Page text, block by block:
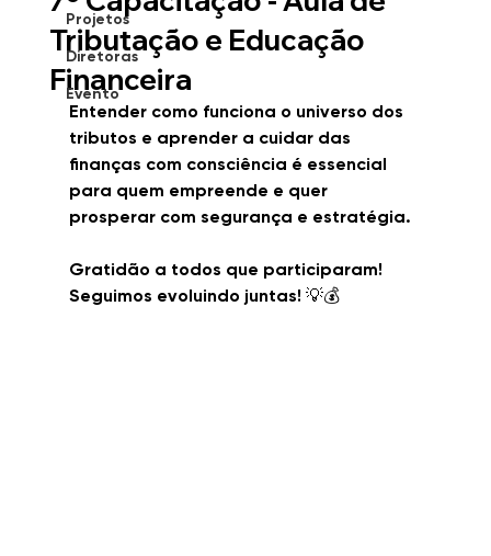
Projetos
Diretoras
Evento
Tributação e Educação
Financeira
Entender como funciona o universo dos
tributos e aprender a cuidar das
finanças com consciência é essencial
para quem empreende e quer
prosperar com segurança e estratégia.
Gratidão a todos que participaram!
Seguimos evoluindo juntas! 💡💰